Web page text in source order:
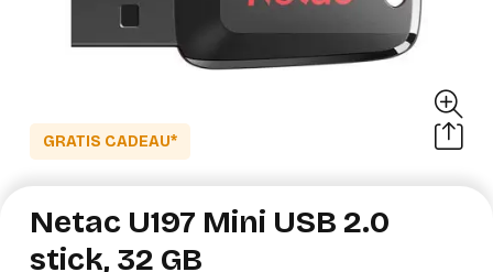
GRATIS CADEAU*
Netac U197 Mini USB 2.0
stick, 32 GB